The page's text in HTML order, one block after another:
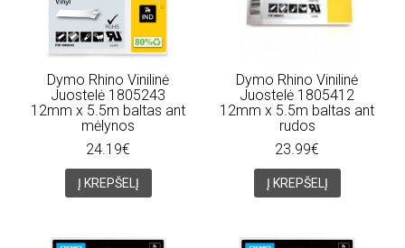
Dymo Rhino Vinilinė
Juostelė 1805243
12mm x 5.5m baltas ant
mėlynos
24.19€
Į KREPŠELĮ
Dymo Rhino Vinilinė
Juostelė 1805412
12mm x 5.5m baltas ant
rudos
23.99€
Į KREPŠELĮ